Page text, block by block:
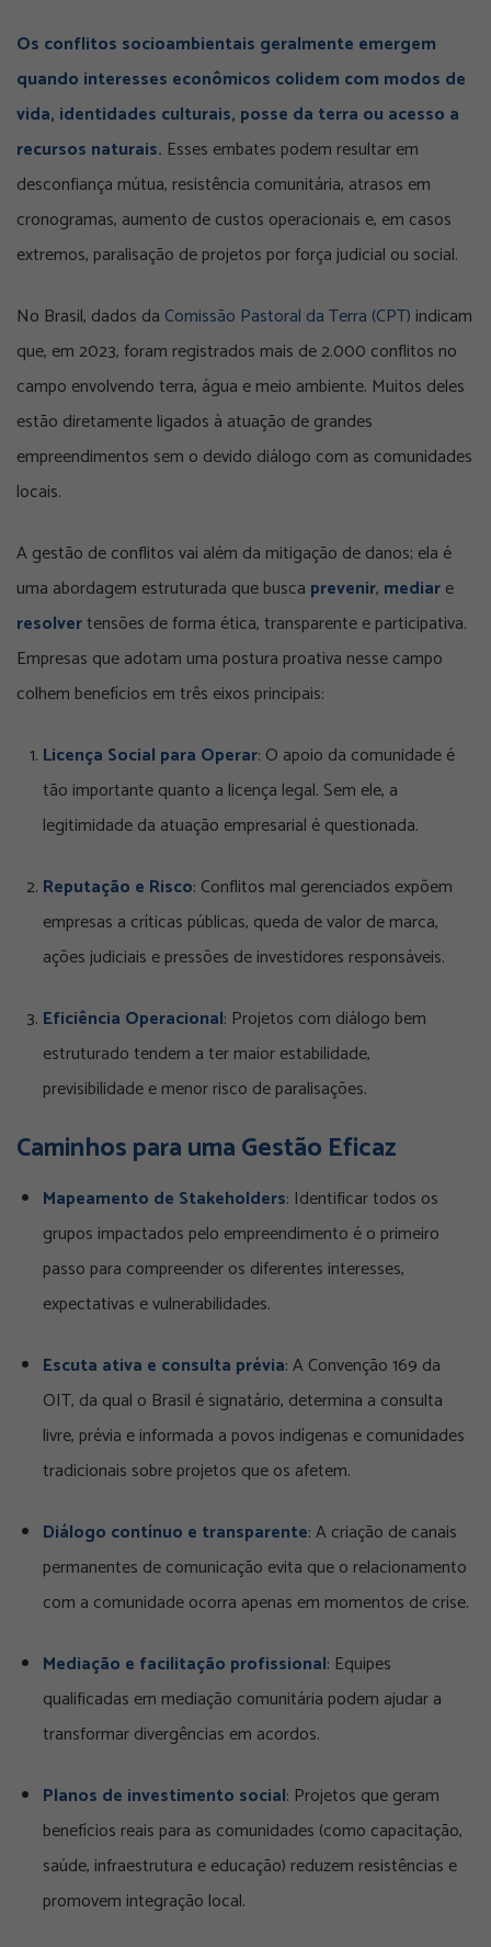
Os conflitos socioambientais geralmente emergem
quando interesses econômicos colidem com modos de
vida, identidades culturais, posse da terra ou acesso a
recursos naturais. Esses embates podem resultar em
desconfiança mútua, resistência comunitária, atrasos em
cronogramas, aumento de custos operacionais e, em casos
extremos, paralisação de projetos por força judicial ou social.
No Brasil, dados da Comissão Pastoral da Terra (CPT) indicam
que, em 2023, foram registrados mais de 2.000 conflitos no
campo envolvendo terra, água e meio ambiente. Muitos deles
estão diretamente ligados à atuação de grandes
empreendimentos sem o devido diálogo com as comunidades
locais.
A gestão de conflitos vai além da mitigação de danos; ela é
uma abordagem estruturada que busca prevenir, mediare
resolvertensões de forma ética, transparente e participativa.
Empresas que adotam uma postura proativa nesse campo
colhem benefícios em três eixos principais:
Licença Social para Operar: O apoio da comunidade é
tão importante quanto a licença legal. Sem ele, a
legitimidade da atuação empresarial é questionada.
Reputação e Risco: Conflitos mal gerenciados expõem
empresas a críticas públicas, queda de valor de marca,
ações judiciais e pressões de investidores responsáveis.
Eficiência Operacional: Projetos com diálogo bem
estruturado tendem a ter maior estabilidade,
previsibilidade e menor risco de paralisações.
Caminhos para uma Gestão Eficaz
Mapeamento de Stakeholders: Identificar todos os
grupos impactados pelo empreendimento é o primeiro
passo para compreender os diferentes interesses,
expectativas e vulnerabilidades.
Escuta ativa e consulta prévia: A Convenção 169 da
OIT, da qual o Brasil é signatário, determina a consulta
livre, prévia e informada a povos indígenas e comunidades
tradicionais sobre projetos que os afetem.
Diálogo contínuo e transparente: A criação de canais
permanentes de comunicação evita que o relacionamento
com a comunidade ocorra apenas em momentos de crise.
Mediação e facilitação profissional: Equipes
qualificadas em mediação comunitária podem ajudar a
transformar divergências em acordos.
Planos de investimento social: Projetos que geram
benefícios reais para as comunidades (como capacitação,
saúde, infraestrutura e educação) reduzem resistências e
promovem integração local.